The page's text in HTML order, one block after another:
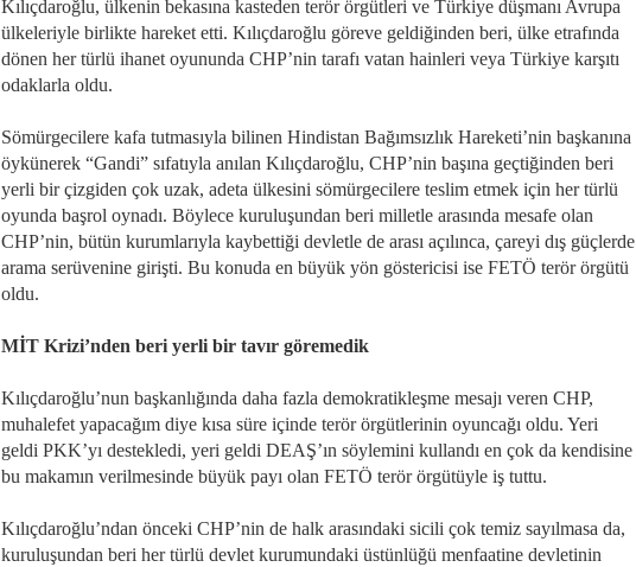
Kılıçdaroğlu, ülkenin bekasına kasteden terör örgütleri ve Türkiye düşmanı Avrupa
ülkeleriyle birlikte hareket etti. Kılıçdaroğlu göreve geldiğinden beri, ülke etrafında
dönen her türlü ihanet oyununda CHP’nin tarafı vatan hainleri veya Türkiye karşıtı
odaklarla oldu.
Sömürgecilere kafa tutmasıyla bilinen Hindistan Bağımsızlık Hareketi’nin başkanına
öykünerek “Gandi” sıfatıyla anılan Kılıçdaroğlu, CHP’nin başına geçtiğinden beri
yerli bir çizgiden çok uzak, adeta ülkesini sömürgecilere teslim etmek için her türlü
oyunda başrol oynadı. Böylece kuruluşundan beri milletle arasında mesafe olan
CHP’nin, bütün kurumlarıyla kaybettiği devletle de arası açılınca, çareyi dış güçlerde
arama serüvenine girişti. Bu konuda en büyük yön göstericisi ise FETÖ terör örgütü
oldu.
MİT Krizi’nden beri yerli bir tavır göremedik
Kılıçdaroğlu’nun başkanlığında daha fazla demokratikleşme mesajı veren CHP,
muhalefet yapacağım diye kısa süre içinde terör örgütlerinin oyuncağı oldu. Yeri
geldi PKK’yı destekledi, yeri geldi DEAŞ’ın söylemini kullandı en çok da kendisine
bu makamın verilmesinde büyük payı olan FETÖ terör örgütüyle iş tuttu.
Kılıçdaroğlu’ndan önceki CHP’nin de halk arasındaki sicili çok temiz sayılmasa da,
kuruluşundan beri her türlü devlet kurumundaki üstünlüğü menfaatine devletinin